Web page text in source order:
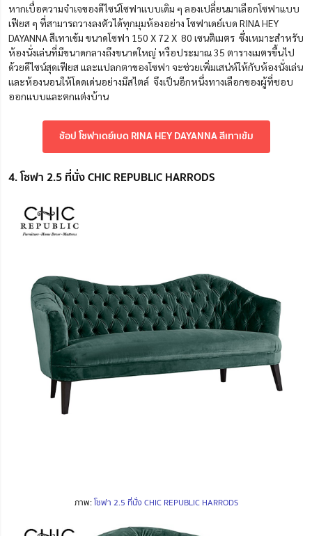
หากเบื่อความจำเจของดีไซน์โซฟาแบบเดิม ๆ ลองเปลี่ยนมาเลือกโซฟาแบบ
เฟียส ๆ ที่สามารถวางลงตัวได้ทุกมุมห้องอย่าง โซฟาเดย์เบด RINA HEY
DAYANNA สีเทาเข้ม ขนาดโซฟา 150 X 72 X 80 เซนติเมตร ซึ่งเหมาะสำหรับ
ห้องนั่งเล่นที่มีขนาดกลางถึงขนาดใหญ่ หรือประมาณ 35 ตารางเมตรขึ้นไป
ด้วยดีไซน์สุดเฟียส และแปลกตาของโซฟา จะช่วยเพิ่มเสน่ห์ให้กับห้องนั่งเล่น
และห้องนอนให้โดดเด่นอย่างมีสไตล์ จึงเป็นอีกหนึ่งทางเลือกของผู้ที่ชอบ
ออกแบบและตกแต่งบ้าน
ช้อป โซฟาเดย์เบด RINA HEY DAYANNA สีเทาเข้ม
4. โซฟา 2.5 ที่นั่ง CHIC REPUBLIC HARRODS
ภาพ:โซฟา 2.5 ที่นั่ง CHIC REPUBLIC HARRODS